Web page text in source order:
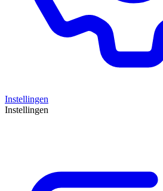
Instellingen
Instellingen